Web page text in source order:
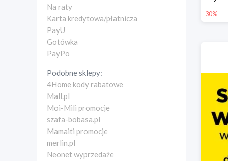
Na raty
Karta kredytowa/płatnicza
PayU
Gotówka
PayPo
Podobne sklepy:
4Home kody rabatowe
Mall.pl
Moi-Mili promocje
szafa-bobasa.pl
Mamaiti promocje
merlin.pl
Neonet wyprzedaże
30%